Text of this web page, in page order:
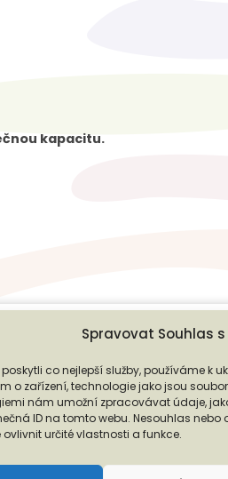
Spravovat Souhlas
co nejlepší služby, používáme k
o zařízení, technologie jako jsou
nám umožní zpracovávat údaje,
ID na tomto webu. Nesouhlas
ovlivnit určité vlastnosti a funkce.
kapacitu.